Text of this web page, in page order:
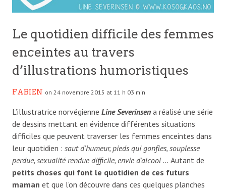
Le quotidien difficile des femmes
enceintes au travers
d’illustrations humoristiques
FABIEN on 24 novembre 2015 at 11 h 03 min
L’illustratrice norvégienne Line Severinsen a réalisé une série
de dessins mettant en évidence différentes situations
difficiles que peuvent traverser les femmes enceintes dans
leur quotidien : saut d’humeur, pieds qui gonfles, souplesse
perdue, sexualité rendue difficile, envie d’alcool … Autant de
petits choses qui font le quotidien de ces futurs
maman et que l’on découvre dans ces quelques planches